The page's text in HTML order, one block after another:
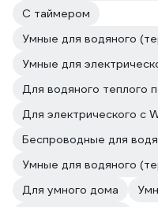
С таймером
Умные для
Для водяного теплого
Для электрического с
Беспроводные для
Для умного дома